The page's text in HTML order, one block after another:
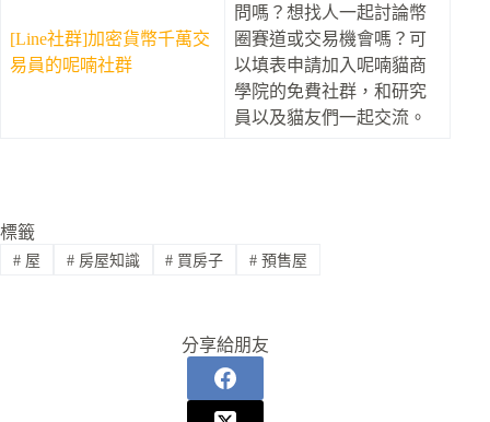
[Line社群]加密貨幣千萬交
易員的呢喃社群
問嗎？想找人一起討論幣
圈賽道或交易機會嗎？可
以填表申請加入呢喃貓商
學院的免費社群，和研究
員以及貓友們一起交流。
標籤
#屋 #房屋知識 # 買房子 # 預售屋
分享給朋友